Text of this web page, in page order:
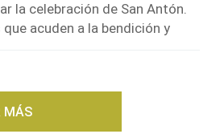
la celebración de San Antón.
acuden a la bendición y
MÁS